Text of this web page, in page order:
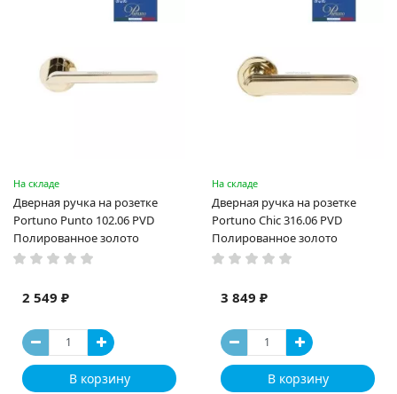
На складе
Дверная ручка на розетке
Portuno Punto 102.06 PVD
Полированное золото
2 549 ₽
В корзину
На складе
Дверная ручка на розетке
Portuno Chic 316.06 PVD
Полированное золото
3 849 ₽
В корзину